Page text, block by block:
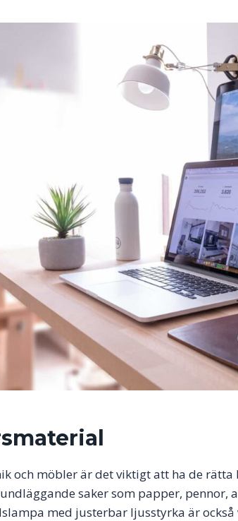
och möbler är det viktigt att ha de
saker som papper, pennor,
med justerbar ljusstyrka är